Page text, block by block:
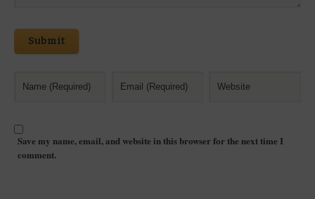
Submit
Save my name, email, and website in this browser for the next time I
comment.